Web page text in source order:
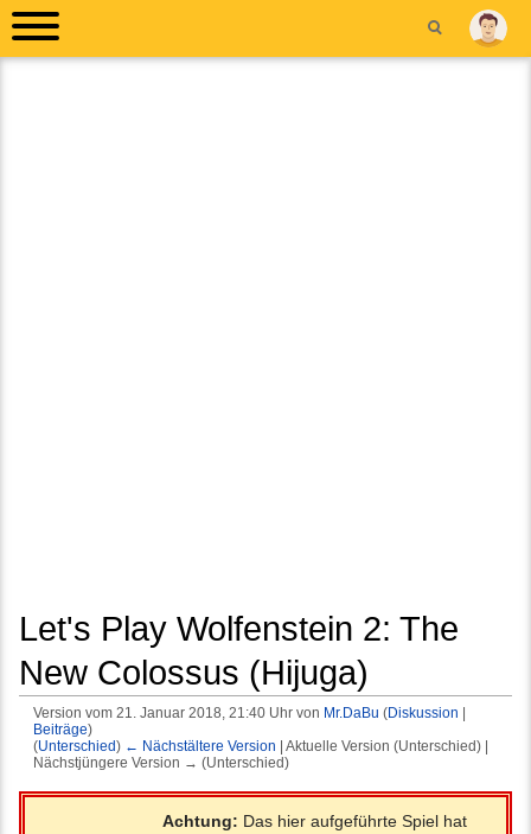
Let's Play Wolfenstein 2: The
New Colossus (Hijuga)
Version vom 21. Januar 2018, 21:40 Uhr von Mr.DaBu (Diskussion
Beiträge)
(Unterschied) ← Nächstältere Version | Aktuelle Version (Unterschied) |
Nächstjüngere Version → (Unterschied)
Achtung: Das hier aufgeführte Spiel hat